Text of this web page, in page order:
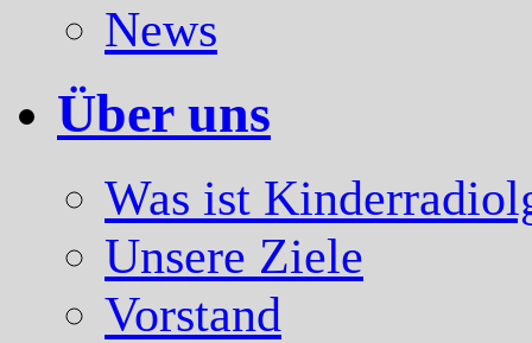
News
Über uns
Was ist
Unsere Ziele
Vorstand